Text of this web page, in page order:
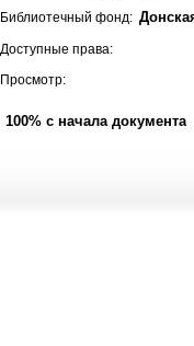
Библиотечный фонд:
Доступные права:
Просмотр:
100% с начала документа